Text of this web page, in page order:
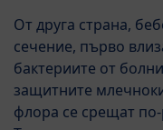
От друга страна,
сечение, първо
бактериите от
защитните
флора се срещат